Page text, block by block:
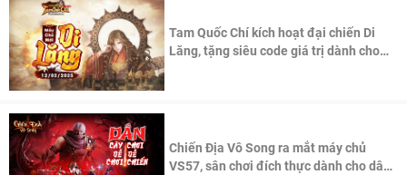
Tam Quốc Chí kích hoạt đại chiến Di
Lăng, tặng siêu code giá trị dành cho
Chiến Địa Vô Song ra mắt máy chủ
VS57, sân chơi đích thực dành cho dân